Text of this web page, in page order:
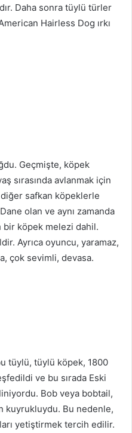
Daha sonra tüylü türler
Hairless Dog ırkı
Geçmişte, köpek
sırasında avlanmak için
diğer safkan köpeklerle
olan ve aynı zamanda
köpek melezi dahil.
Ayrıca oyuncu, yaramaz,
çok sevimli, devasa.
tüylü, tüylü köpek, 1800
ve bu sırada Eski
Bob veya bobtail,
kuyrukluydu. Bu nedenle,
yetiştirmek tercih edilir.